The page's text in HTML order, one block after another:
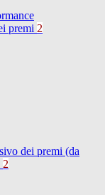
premi 2
dei premi (da
2